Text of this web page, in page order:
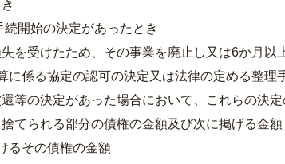
開始の決定があったとき
受けたため、その事業を廃止し又は6か月以
に係る協定の認可の決定又は法律の定める整理
等の決定があった場合において、これらの決
てられる部分の債権の金額及び次に掲げる金額
るその債権の金額